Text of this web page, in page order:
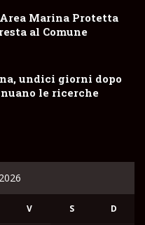
Marina Protetta
al Comune
undici giorni dopo
le ricerche
V S D